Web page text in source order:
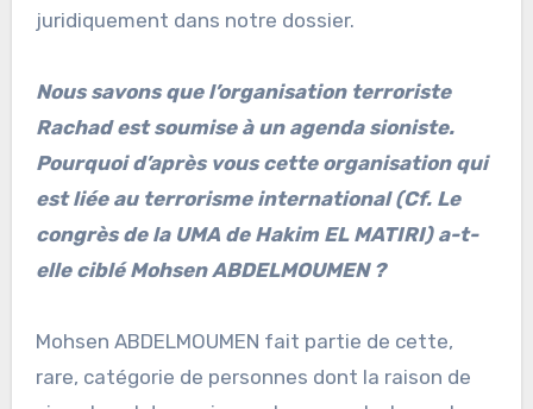
juridiquement dans notre dossier.
Nous savons que l’organisation terroriste
Rachad est soumise à un agenda sioniste.
Pourquoi d’après vous cette organisation qui
est liée au terrorisme international (Cf. Le
congrès de la UMA de Hakim EL MATIRI) a-t-
elle ciblé Mohsen ABDELMOUMEN ?
Mohsen ABDELMOUMEN fait partie de cette,
rare, catégorie de personnes dont la raison de